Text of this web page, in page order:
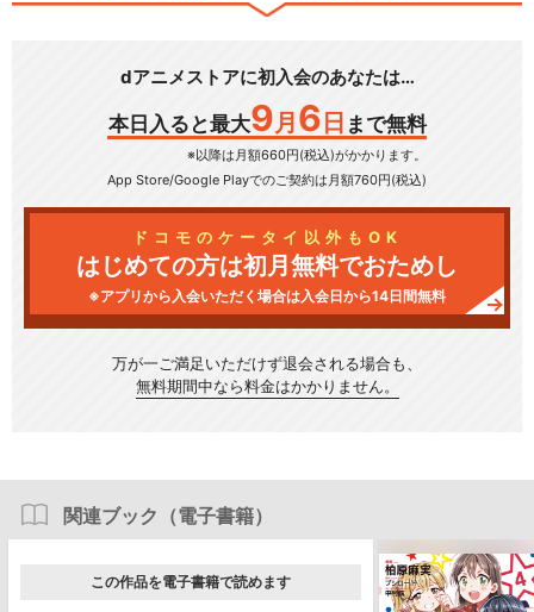
dアニメストアに初入会のあなたは…
本日入ると最大9 月 6 日 まで無料
※以降は月額660円(税込)がかかります。
App Store/Google Playでのご契約は月額760円(税込)
ドコモのケータイ以外もOK
はじめての方は初月無料でおためし
※アプリから入会いただく場合は入会日から14日間無料
万が一ご満足いただけず退会される場合も、
無料期間中なら料金はかかりません。
関連ブック（電子書籍）
この作品を電子書籍で読めます